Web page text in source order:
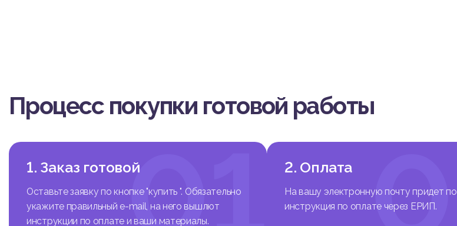
и, выборе способов решения возникающих проблем, способах
Успешность профессиональной деятельности определяется
гических характеристик личности содержательным специфическим
нешние условия вытекают из самой сущности профессиональной
чают цели и задачи деятельности, определенные стандарты и
я, общественные запросы, корпоративную культуру и т.д. Личность
идуально-психологические факторы: наличие определенных
тей личности (профессионально важных качеств), эмоциональных
тивных умений, навыков саморегуляции и т.д.
Процесс покупки готовой работы
01
1. Заказ готовой
Оставьте заявку по кнопке "купить ". Обязательно
укажите правильный e-mail, на него вышлют
инструкции по оплате и ваши материалы.
2. Оплата
На вашу электронную почту придет
инструкция по оплате через ЕРИП.